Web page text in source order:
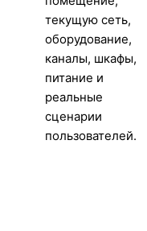
текущую сеть,
оборудование,
каналы, шкафы,
питание и
реальные
сценарии
пользователей.